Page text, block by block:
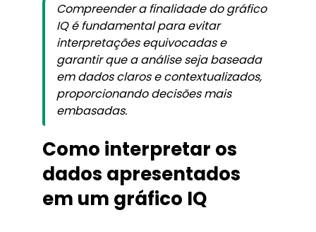
Compreender a finalidade do gráfico
IQ é fundamental para evitar
interpretações equivocadas e
garantir que a análise seja baseada
em dados claros e contextualizados,
proporcionando decisões mais
embasadas.
Como interpretar os
dados apresentados
em um gráfico IQ